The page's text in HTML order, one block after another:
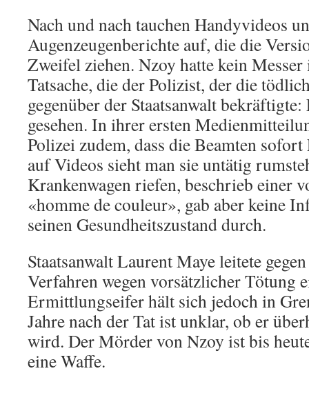
Nach und nach tauchen Handyvideos
Augenzeugenberichte auf, die die
Zweifel ziehen. Nzoy hatte kein
Tatsache, die der Polizist, der die
gegenüber der Staatsanwalt
gesehen. In ihrer ersten
Polizei zudem, dass die Beamten
auf Videos sieht man sie untätig
Krankenwagen riefen, beschrieb einer
«homme de couleur», gab aber keine
seinen Gesundheitszustand durch.
Staatsanwalt Laurent Maye leitete
Verfahren wegen vorsätzlicher Tötung
Ermittlungseifer hält sich jedoch in
Jahre nach der Tat ist unklar, ob er
wird. Der Mörder von Nzoy ist bis
eine Waffe.